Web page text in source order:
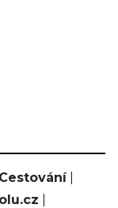
Cestování|